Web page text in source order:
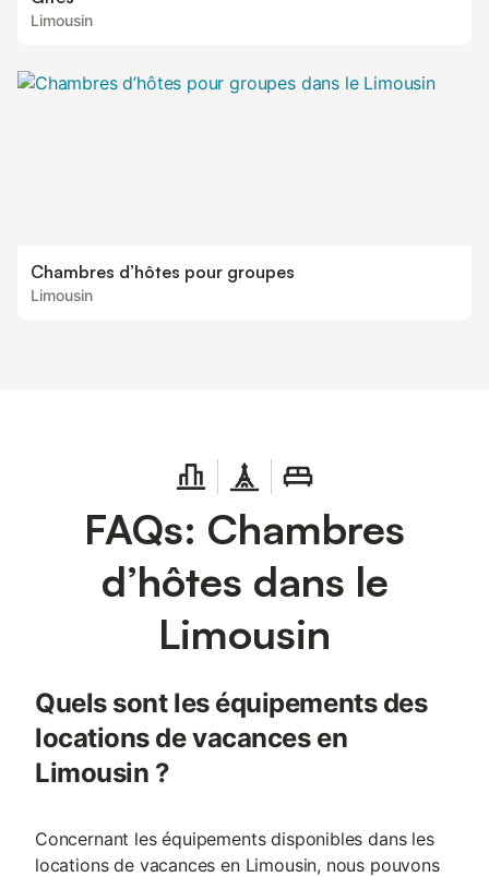
Limousin
Chambres d’hôtes pour groupes
Limousin
FAQs: Chambres
d’hôtes dans le
Limousin
Quels sont les équipements des
locations de vacances en
Limousin ?
Concernant les équipements disponibles dans les
locations de vacances en Limousin, nous pouvons